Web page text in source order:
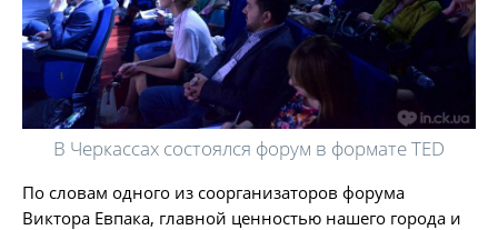
В Черкассах состоялся форум в формате TED
По словам одного из соорганизаторов форума
Виктора Евпака, главной ценностью нашего города и